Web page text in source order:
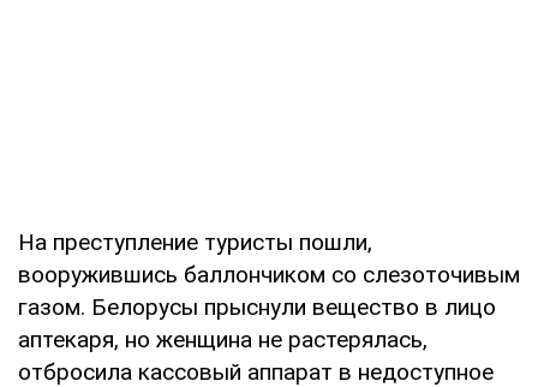
На преступление туристы пошли,
вооружившись баллончиком со слезоточивым
газом. Белорусы прыснули вещество в лицо
аптекаря, но женщина не растерялась,
отбросила кассовый аппарат в недоступное